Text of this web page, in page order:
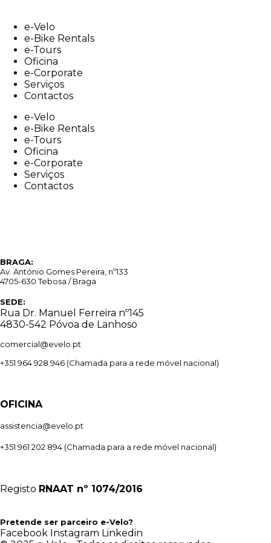
contente-Velo
e-Bike Rentals
e-Tours
Oficina
e-Corporate
Serviços
Contactos
e-Velo
e-Bike Rentals
e-Tours
Oficina
e-Corporate
Serviços
Contactos
BRAGA:
Av. António Gomes Pereira, nº133
4705-630 Tebosa / Braga
SEDE:
Rua Dr. Manuel Ferreira nº145
4830-542 Póvoa de Lanhoso
comercial@evelo.pt
+351 964 928 946 (Chamada para a rede móvel nacional)
OFICINA
assistencia@evelo.pt
+351 961 202 894 (Chamada para a rede móvel nacional)
Registo RNAAT nº 1074/2016
Pretende ser parceiro e-Velo?
Facebook Instagram Linkedin